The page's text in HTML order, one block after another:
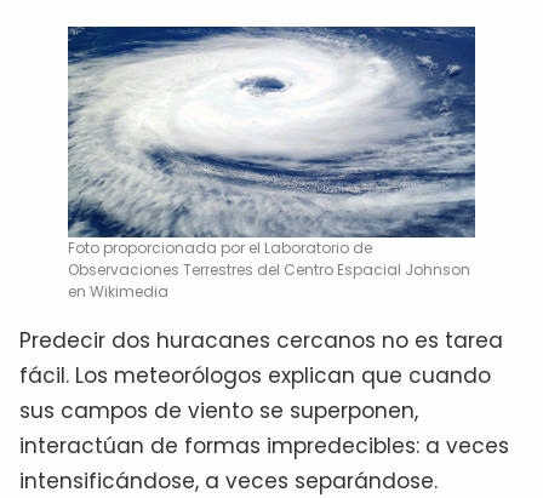
Foto proporcionada por el Laboratorio de
Observaciones Terrestres del Centro Espacial Johnson
en Wikimedia
Predecir dos huracanes cercanos no es tarea
fácil. Los meteorólogos explican que cuando
sus campos de viento se superponen,
interactúan de formas impredecibles: a veces
intensificándose, a veces separándose.